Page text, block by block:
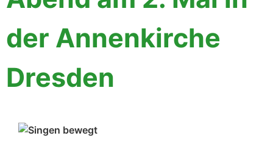
der Annenkirche
Dresden